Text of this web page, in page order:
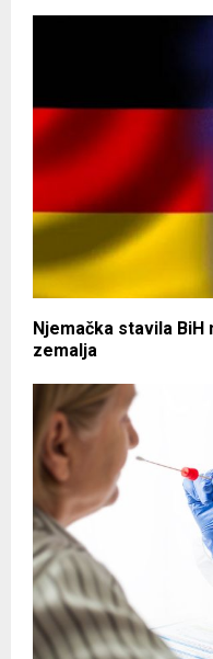
Njemačka stavila
zemalja